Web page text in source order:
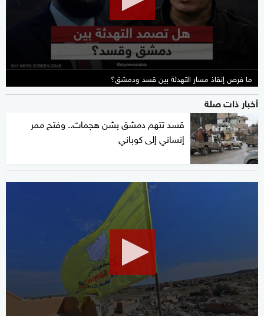
ما فرص إنقاذ مسار التهدئة بين قسد ودمشق؟
أخبار ذات صلة
قسد تتهم دمشق بشن هجمات.. وفتح ممر
إنساني إلى كوباني